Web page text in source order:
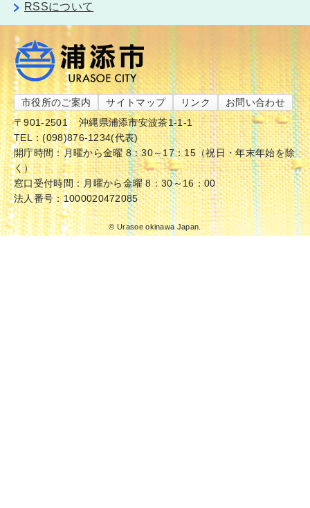
RSSについて
市役所のご案内 サイトマップ リンク
お問い合わせ
〒901-2501
沖縄県浦添市安波茶1-1-1
TEL：(098)876-1234(代表)
開庁時間：月曜から金曜 8：30～17：15（祝日・年末年始を除
く）
窓口受付時間：月曜から金曜 8：30～16：00
法人番号：1000020472085
© Urasoe okinawa Japan.